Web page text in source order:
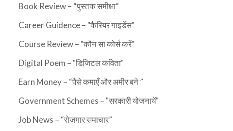
Book Review – “पुस्तक समीक्षा”
Career Guidence – "कैरियर गाइडेंस"
Course Review – "कौन सा कोर्स करें"
Digital Poem – "डिजिटल कविता"
Earn Money – “पैसे कमाएँ और अमीर बने ”
Government Schemes – "सरकारी योजनायें"
Job News – “रोजगार समाचार”